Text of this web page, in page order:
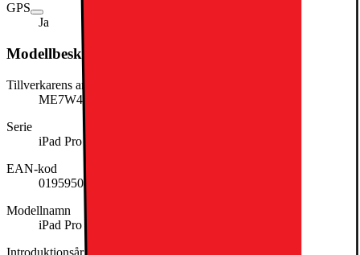
GPS
Ja
Modellbeskrivning
Tillverkarens artikelnummer
ME7W4KN/A
Serie
iPad Pro
EAN-kod
0195950403770
Modellnamn
iPad Pro 13
Introduktionsår